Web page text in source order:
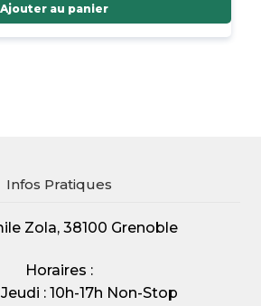
Ajouter au panier
Infos Pratiques
Zola, 38100 Grenoble
Horaires :
: 10h-17h Non-Stop